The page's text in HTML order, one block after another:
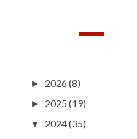
► 2026 (8)
► 2025 (19)
▼ 2024(35)